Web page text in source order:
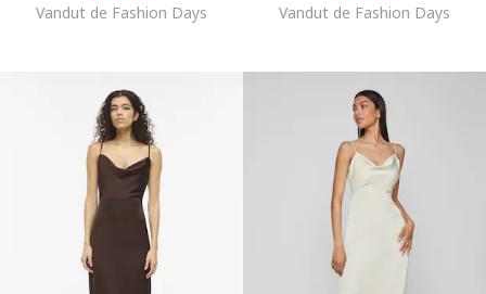
Vandut de Fashion Days Vandut de Fashion Days